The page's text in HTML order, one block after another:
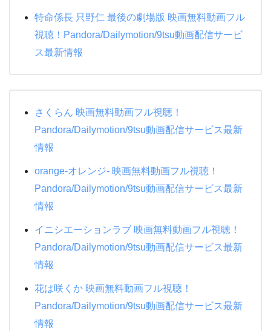
赤めだか
相棒シーズン18
特命係長 只野仁 最後の劇場版 映画無料動画フル
視聴！Pandora/Dailymotion/9tsu動画配信サービ
ス最新情報
さくらん 映画無料動画フル視聴！
Pandora/Dailymotion/9tsu動画配信サービス最新
情報
orange-オレンジ- 映画無料動画フル視聴！
Pandora/Dailymotion/9tsu動画配信サービス最新
情報
イニシエーションラブ 映画無料動画フル視聴！
Pandora/Dailymotion/9tsu動画配信サービス最新
情報
花は咲くか 映画無料動画フル視聴！
Pandora/Dailymotion/9tsu動画配信サービス最新
情報